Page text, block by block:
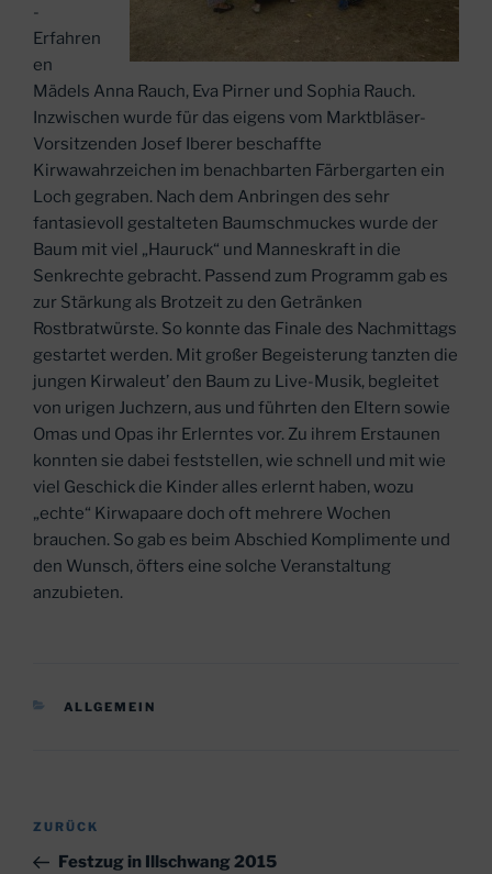
-
Erfahren
en
Mädels Anna Rauch, Eva Pirner und Sophia Rauch.
Inzwischen wurde für das eigens vom Marktbläser-
Vorsitzenden Josef Iberer beschaffte
Kirwawahrzeichen im benachbarten Färbergarten ein
Loch gegraben. Nach dem Anbringen des sehr
fantasievoll gestalteten Baumschmuckes wurde der
Baum mit viel „Hauruck“ und Manneskraft in die
Senkrechte gebracht. Passend zum Programm gab es
zur Stärkung als Brotzeit zu den Getränken
Rostbratwürste. So konnte das Finale des Nachmittags
gestartet werden. Mit großer Begeisterung tanzten die
jungen Kirwaleut’ den Baum zu Live-Musik, begleitet
von urigen Juchzern, aus und führten den Eltern sowie
Omas und Opas ihr Erlerntes vor. Zu ihrem Erstaunen
konnten sie dabei feststellen, wie schnell und mit wie
viel Geschick die Kinder alles erlernt haben, wozu
„echte“ Kirwapaare doch oft mehrere Wochen
brauchen. So gab es beim Abschied Komplimente und
den Wunsch, öfters eine solche Veranstaltung
anzubieten.
KATEGORIEN
ALLGEMEIN
Beitragsnavigation
Vorheriger
Beitrag
ZURÜCK
Festzug in Illschwang 2015